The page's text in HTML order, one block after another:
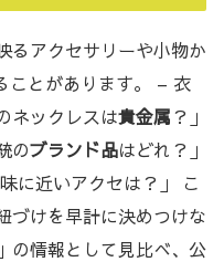
るアクセサリーや小物か
ことがあります。 – 衣
ネックレスは貴金属？」
のブランド品はどれ？」
に近いアクセは？」 こ
づけを早計に決めつけな
の情報として見比べ、公